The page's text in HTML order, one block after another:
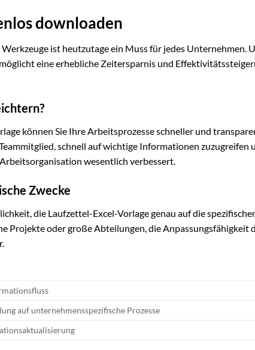
downloaden
ist heutzutage ein Muss für jedes Unternehmen.
eine erhebliche Zeitersparnis und
können Sie Ihre Arbeitsprozesse schneller und
schnell auf wichtige Informationen zuzugreifen
wesentlich verbessert.
Zwecke
die Laufzettel-Excel-Vorlage genau auf die
Projekte oder große Abteilungen, die Anpassungsfähigkeit
auf unternehmensspezifische Prozesse